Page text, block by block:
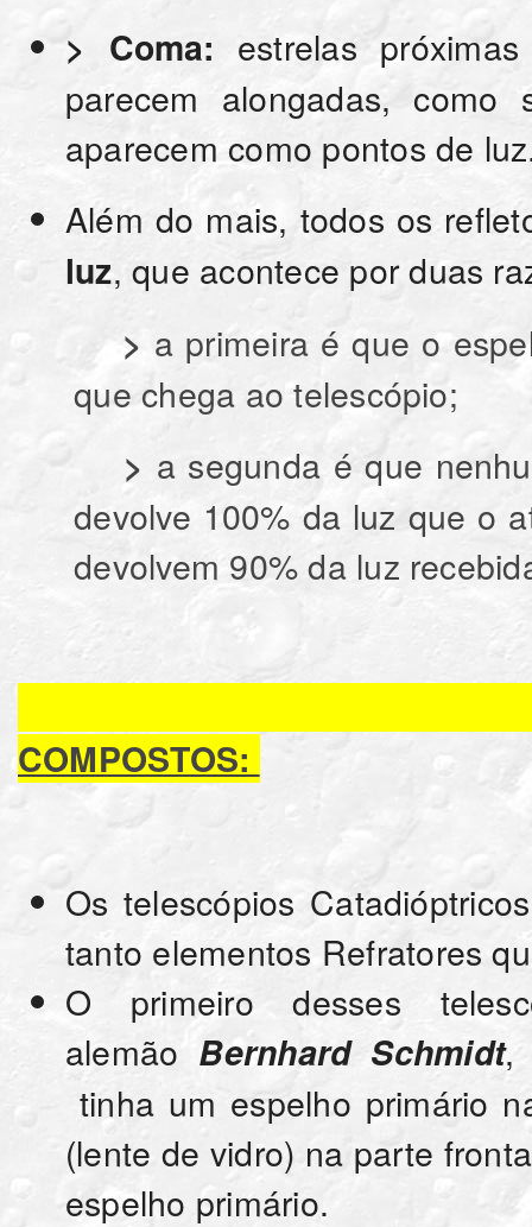
> Coma: estrelas
parecem alongadas,
aparecem como pontos de
Além do mais, todos os
luz, que acontece por duas
> a primeira é que o
que chega ao telescópio;
> a segunda é que
devolve 100% da luz que o
devolvem 90% da luz
COMPOSTOS:
Os telescópios
tanto elementos Refratores
O primeiro desses
alemão Bernhard Schmidt,
tinha um espelho primário
(lente de vidro) na parte
espelho primário.